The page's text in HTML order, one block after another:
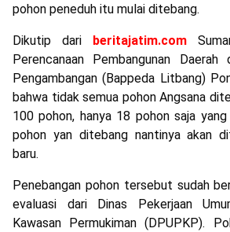
pohon peneduh itu mulai ditebang.
Dikutip dari beritajatim.com
Perencanaan Pembangunan
Pengambangan (Bappeda Litbang)
bahwa tidak semua pohon Angsana
100 pohon, hanya 18 pohon saja
pohon yan ditebang nantinya akan
baru.
Penebangan pohon tersebut sudah
evaluasi dari Dinas Pekerjaan
Kawasan Permukiman (DPUPKP).